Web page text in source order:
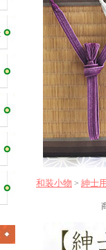
和装小物 > 紳士